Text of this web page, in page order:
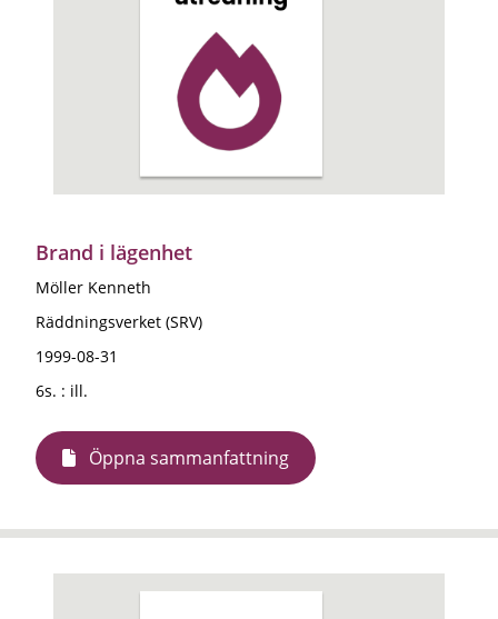
Brand i lägenhet
Möller Kenneth
Räddningsverket (SRV)
1999-08-31
6s. : ill.
Öppna sammanfattning